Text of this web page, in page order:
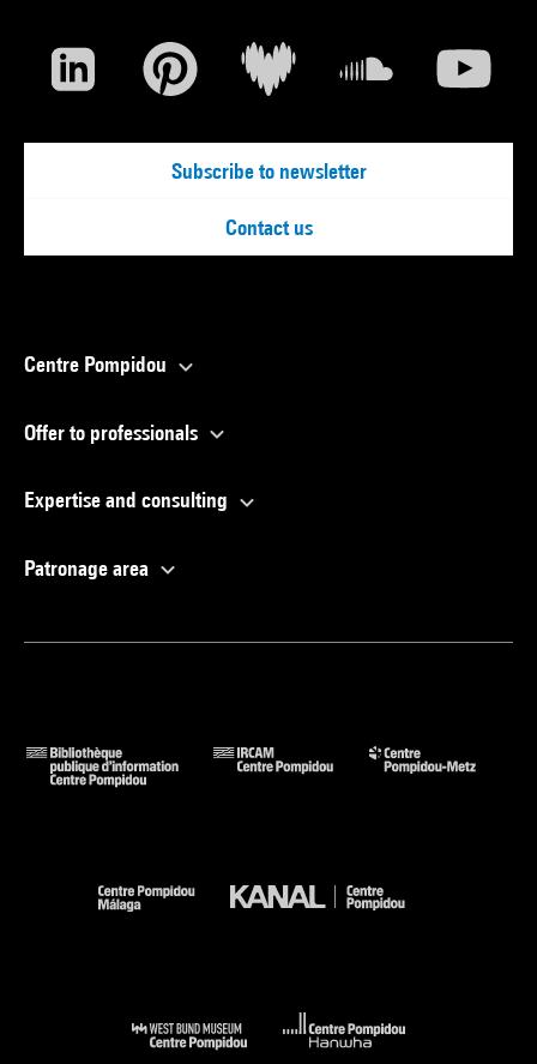
Subscribe to newsletter
Contact us
Centre Pompidou
Offer to professionals
Expertise and consulting
Patronage area